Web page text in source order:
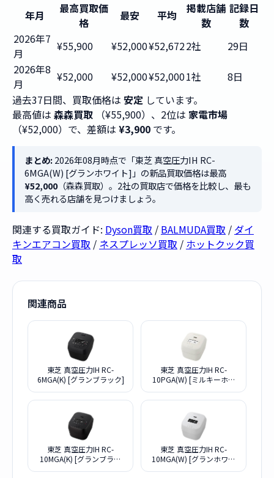
年月
最高買取価
格
最安 平均
掲載店舗
数
記録日
数
2026年7
月
¥55,900 ¥52,000¥52,6722社
29日
2026年8
月
¥52,000 ¥52,000¥52,0001社
8日
過去37日間、買取価格は 安定 しています。
最高値は 森森買取 （¥55,900）、2位は 家電市場
（¥52,000）で、差額は ¥3,900 です。
まとめ:2026年08月時点で「東芝 真空圧力IH RC-
6MGA(W) [グランホワイト]」の新品買取価格は最高
¥52,000（森森買取）。2社の買取店で価格を比較し、最も
高く売れる店舗を見つけましょう。
関連する買取ガイド: Dyson買取 / BALMUDA買取 / ダイ
キンエアコン買取 / ネスプレッソ買取 / ホットクック買
取
関連商品
東芝 真空圧力IH RC-
6MGA(K) [グランブラック]
東芝 真空圧力IH RC-
10PGA(W) [ミルキーホワ
東芝 真空圧力IH RC-
10MGA(K) [グランブラッ
東芝 真空圧力IH RC-
10MGA(W) [グランホワイ